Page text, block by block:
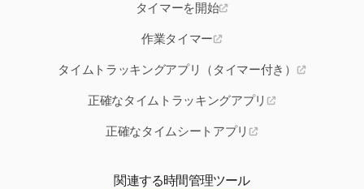
タイマーを開始
作業タイマー
タイムトラッキングアプリ（タイマー付き）
正確なタイムトラッキングアプリ
正確なタイムシートアプリ
関連する時間管理ツール